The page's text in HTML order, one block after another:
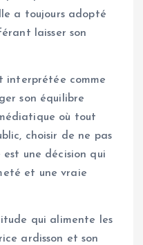
a toujours adopté
laisser son
interprétée comme
son équilibre
où tout
choisir de ne pas
une décision qui
et une vraie
qui alimente les
ardisson et son